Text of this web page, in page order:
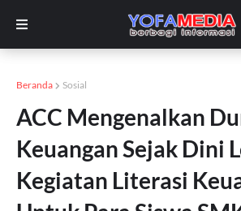
Beranda Sosial
ACC Mengenalkan
Keuangan Sejak Dini
Kegiatan Literasi